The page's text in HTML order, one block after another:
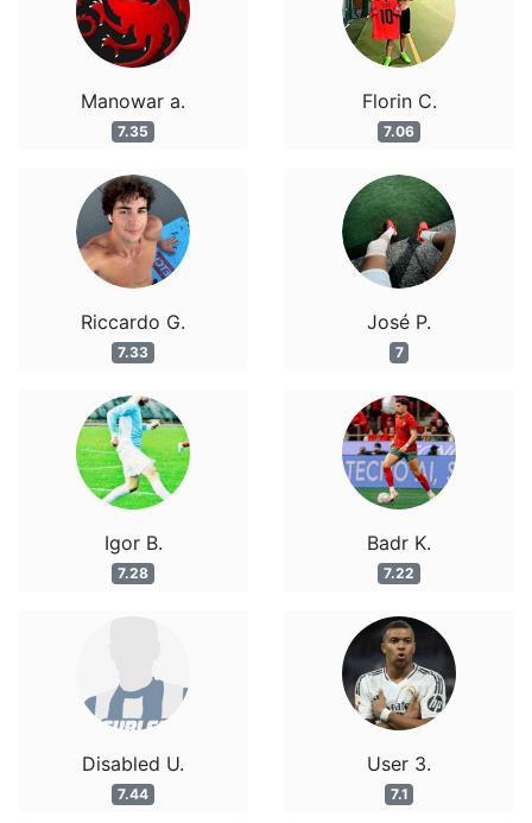
Manowar a.
7.35
Riccardo G.
7.33
Igor B.
7.28
Disabled U.
7.44
Florin C.
7.06
José P.
7
Badr K.
7.22
User 3.
7.1